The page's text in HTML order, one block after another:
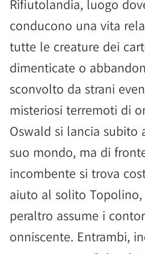
Rifiutolandia, luogo
conducono una vita
tutte le creature dei
dimenticate o
sconvolto da strani
misteriosi terremoti di
Oswald si lancia subito
suo mondo, ma di
incombente si trova
aiuto al solito Topolino,
peraltro assume i
onniscente. Entrambi,